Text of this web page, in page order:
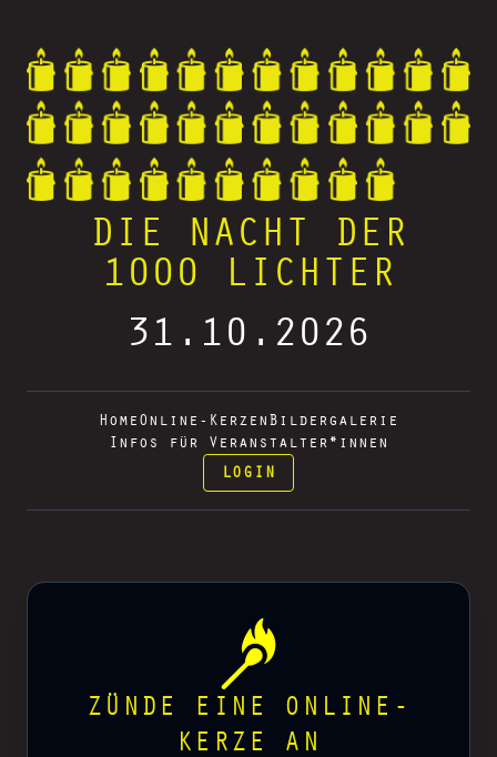
DIE NACHT DER
1000 LICHTER
31.10.2026
Home Online-Kerzen Bildergalerie
Infos für Veranstalter*innen
LOGIN
ZÜNDE EINE ONLINE-
KERZE AN